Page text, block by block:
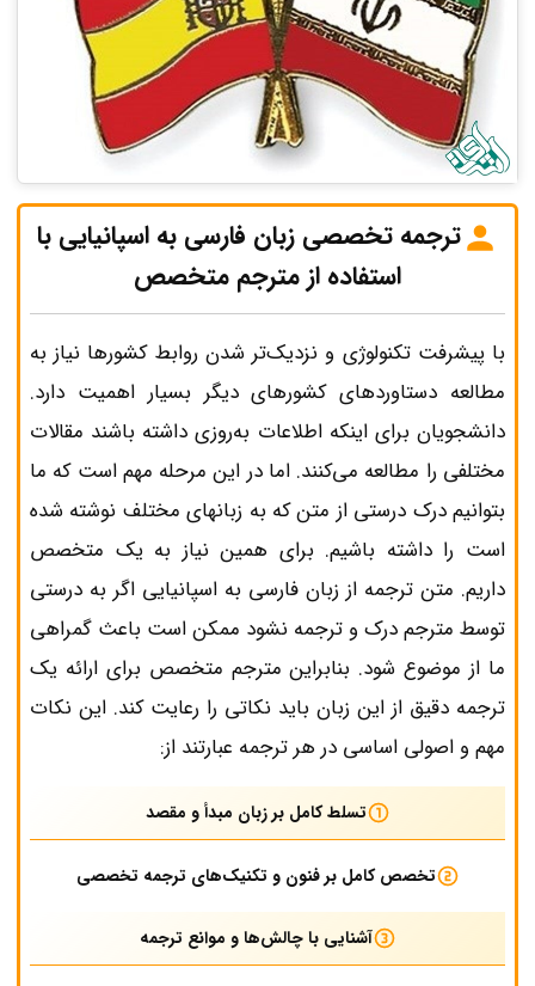
ترجمه تخصصی زبان فارسی به اسپانیایی با
استفاده از مترجم متخصص
با پیشرفت تکنولوژی و نزدیک‌تر شدن روابط کشورها نیاز به
مطالعه دستاوردهای کشورهای دیگر بسیار اهمیت دارد.
دانشجویان برای اینکه اطلاعات به‌روزی داشته باشند مقالات
مختلفی را مطالعه می‌کنند. اما در این مرحله مهم است که ما
بتوانیم درک درستی از متن که به زبانهای مختلف نوشته شده
است را داشته باشیم. برای همین نیاز به یک متخصص
داریم. متن ترجمه از زبان فارسی به اسپانیایی اگر به درستی
توسط مترجم درک و ترجمه نشود ممکن است باعث گمراهی
ما از موضوع شود. بنابراین مترجم متخصص برای ارائه یک
ترجمه دقیق از این زبان باید نکاتی را رعایت کند. این نکات
مهم و اصولی اساسی در هر ترجمه عبارتند از:
تسلط کامل بر زبان مبدأ و مقصد
تخصص کامل بر فنون و تکنیک‌های ترجمه تخصصی
آشنایی با چالش‌ها و موانع ترجمه